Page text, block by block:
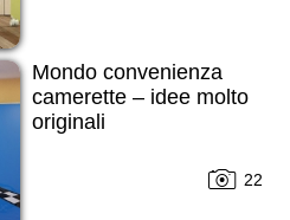
Mondo convenienza
camerette – idee molto
originali
22